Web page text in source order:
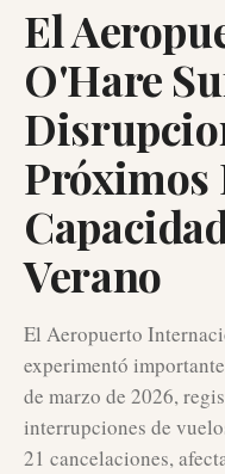
El
O'Hare
Próximos
Verano
El Aeropuerto
experimentó
de marzo de 2026,
interrupciones de
21 cancelaciones,